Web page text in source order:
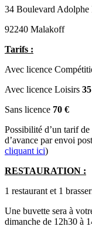
34 Boulevard Adolphe
92240 Malakoff
Tarifs :
Avec licence
Avec licence Loisirs
Sans licence 70 €
Possibilité d’un tarif
d’avance par envoi
cliquant ici)
RESTAURATION :
1 restaurant et 1
Une buvette sera à
dimanche de 12h30 à